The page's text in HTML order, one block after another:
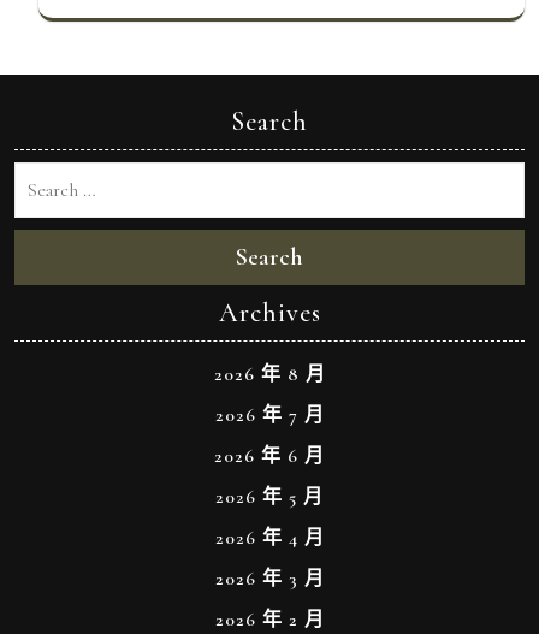
Search
Search
Archives
2026 年 8 月
2026 年 7 月
2026 年 6 月
2026 年 5 月
2026 年 4 月
2026 年 3 月
2026 年 2 月